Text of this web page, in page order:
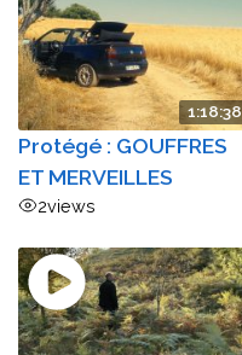
1:18:38
Protégé : GOUFFRES
ET MERVEILLES
2views